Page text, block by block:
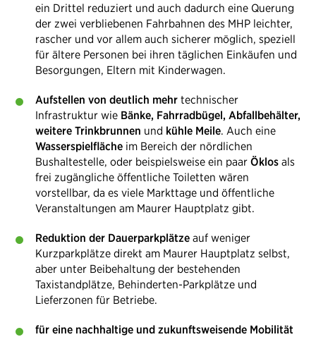
ein Drittel reduziert und auch dadurch eine Querung
der zwei verbliebenen Fahrbahnen des MHP leichter,
rascher und vor allem auch sicherer möglich, speziell
für ältere Personen bei ihren täglichen Einkäufen und
Besorgungen, Eltern mit Kinderwagen.
Aufstellen von deutlich mehr technischer
Infrastruktur wie Bänke, Fahrradbügel, Abfallbehälter,
weitere Trinkbrunnen und kühle Meile. Auch eine
Wasserspielfläche im Bereich der nördlichen
Bushaltestelle, oder beispielsweise ein paar Öklos als
frei zugängliche öffentliche​​ Toiletten wären
vorstellbar, da es viele Markttage und öffentliche
Veranstaltungen am Maurer Hauptplatz gibt.
Reduktion der Dauerparkplätze auf weniger
Kurzparkplätze direkt am Maurer Hauptplatz ​selbst,
aber unter Beibehaltung der bestehenden
Taxistandplätze, Behinderten-Parkplätze und
Lieferzonen für Betriebe.
für eine nachhaltige und zukunftsweisende Mobilität